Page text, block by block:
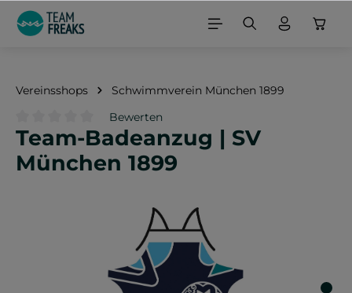
springen
Vereinsshops Schwimmverein München 1899
Durchschnittliche Bewertung von 0 von 5 Sternen
Bewerten
Team-Badeanzug | SV
München 1899